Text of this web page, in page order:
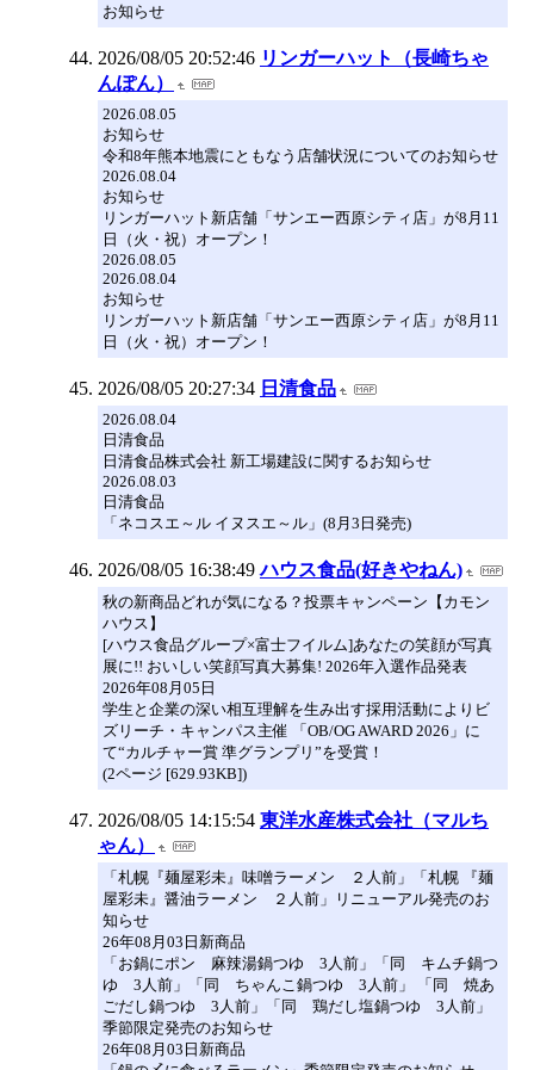
お知らせ
2026/08/05 20:52:46 リンガーハット（長崎ちゃ
んぽん）
2026.08.05
お知らせ
令和8年熊本地震にともなう店舗状況についてのお知らせ
2026.08.04
お知らせ
リンガーハット新店舗「サンエー西原シティ店」が8月11
日（火・祝）オープン！
2026.08.05
2026.08.04
お知らせ
リンガーハット新店舗「サンエー西原シティ店」が8月11
日（火・祝）オープン！
2026/08/05 20:27:34 日清食品
2026.08.04
日清食品
日清食品株式会社 新工場建設に関するお知らせ
2026.08.03
日清食品
「ネコスエ～ル イヌスエ～ル」(8月3日発売)
2026/08/05 16:38:49 ハウス食品(好きやねん)
秋の新商品どれが気になる？投票キャンペーン【カモン
ハウス】
[ハウス食品グループ×富士フイルム]あなたの笑顔が写真
展に!! おいしい笑顔写真大募集! 2026年入選作品発表
2026年08月05日
学生と企業の深い相互理解を生み出す採用活動によりビ
ズリーチ・キャンパス主催 「OB/OG AWARD 2026」に
て“カルチャー賞 準グランプリ”を受賞！
(2ページ [629.93KB])
2026/08/05 14:15:54 東洋水産株式会社（マルち
ゃん）
「札幌『麺屋彩未』味噌ラーメン ２人前」「札幌 『麺
屋彩未』醤油ラーメン ２人前」リニューアル発売のお
知らせ
26年08月03日新商品
「お鍋にポン 麻辣湯鍋つゆ 3人前」「同 キムチ鍋つ
ゆ 3人前」「同 ちゃんこ鍋つゆ 3人前」 「同 焼あ
ごだし鍋つゆ 3人前」「同 鶏だし塩鍋つゆ 3人前」
季節限定発売のお知らせ
26年08月03日新商品